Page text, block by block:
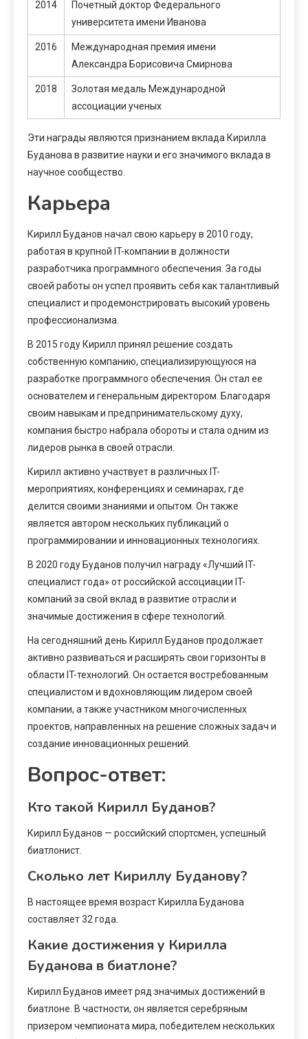
2014
Почетный доктор Федерального
университета имени Иванова
2016
Международная премия имени
Александра Борисовича Смирнова
2018
Золотая медаль Международной
ассоциации ученых
Эти награды являются признанием вклада Кирилла
Буданова в развитие науки и его значимого вклада в
научное сообщество.
Карьера
Кирилл Буданов начал свою карьеру в 2010 году,
работая в крупной IT-компании в должности
разработчика программного обеспечения. За годы
своей работы он успел проявить себя как талантливый
специалист и продемонстрировать высокий уровень
профессионализма.
В 2015 году Кирилл принял решение создать
собственную компанию, специализирующуюся на
разработке программного обеспечения. Он стал ее
основателем и генеральным директором. Благодаря
своим навыкам и предпринимательскому духу,
компания быстро набрала обороты и стала одним из
лидеров рынка в своей отрасли.
Кирилл активно участвует в различных IT-
мероприятиях, конференциях и семинарах, где
делится своими знаниями и опытом. Он также
является автором нескольких публикаций о
программировании и инновационных технологиях.
В 2020 году Буданов получил награду «Лучший IT-
специалист года» от российской ассоциации IT-
компаний за свой вклад в развитие отрасли и
значимые достижения в сфере технологий.
На сегодняшний день Кирилл Буданов продолжает
активно развиваться и расширять свои горизонты в
области IT-технологий. Он остается востребованным
специалистом и вдохновляющим лидером своей
компании, а также участником многочисленных
проектов, направленных на решение сложных задач и
создание инновационных решений.
Вопрос-ответ:
Кто такой Кирилл Буданов?
Кирилл Буданов — российский спортсмен, успешный
биатлонист.
Сколько лет Кириллу Буданову?
В настоящее время возраст Кирилла Буданова
составляет 32 года.
Какие достижения у Кирилла
Буданова в биатлоне?
Кирилл Буданов имеет ряд значимых достижений в
биатлоне. В частности, он является серебряным
призером чемпионата мира, победителем нескольких